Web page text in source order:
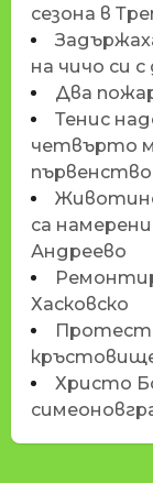
сезона в
на чичо си
Два
Тенис
четвърто
първенство
са
Андреево
Хасковско
Протест
Христо